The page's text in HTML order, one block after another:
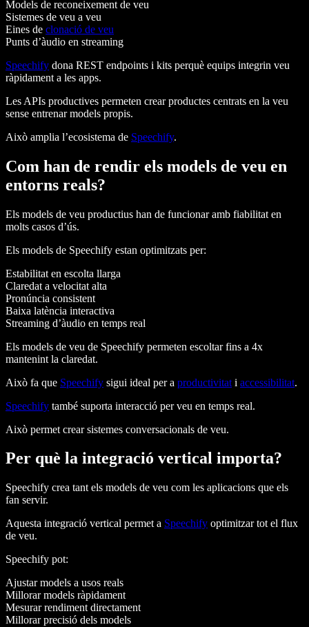
Models de reconeixement de veu
Sistemes de veu a veu
Eines de clonació de veu
Punts d’àudio en streaming
Speechify dona REST endpoints i kits perquè equips integrin veu
ràpidament a les apps.
Les APIs productives permeten crear productes centrats en la veu
sense entrenar models propis.
Això amplia l’ecosistema de Speechify.
Com han de rendir els models de veu en
entorns reals?
Els models de veu productius han de funcionar amb fiabilitat en
molts casos d’ús.
Els models de Speechify estan optimitzats per:
Estabilitat en escolta llarga
Claredat a velocitat alta
Pronúncia consistent
Baixa latència interactiva
Streaming d’àudio en temps real
Els models de veu de Speechify permeten escoltar fins a 4x
mantenint la claredat.
Això fa que Speechify sigui ideal per a productivitat i accessibilitat.
Speechify també suporta interacció per veu en temps real.
Això permet crear sistemes conversacionals de veu.
Per què la integració vertical importa?
Speechify crea tant els models de veu com les aplicacions que els
fan servir.
Aquesta integració vertical permet a Speechify optimitzar tot el flux
de veu.
Speechify pot:
Ajustar models a usos reals
Millorar models ràpidament
Mesurar rendiment directament
Millorar precisió dels models